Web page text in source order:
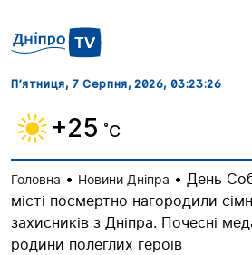
П’ятниця, 7 Серпня, 2026, 03:23:27
+25 ˚C
Головна • Новини Дніпра • День
місті посмертно нагородили
захисників з Дніпра. Почесні
родини полеглих героїв